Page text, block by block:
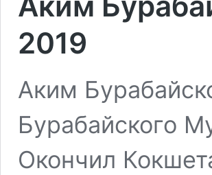
2019
Аким
Бурабайского
Окончил